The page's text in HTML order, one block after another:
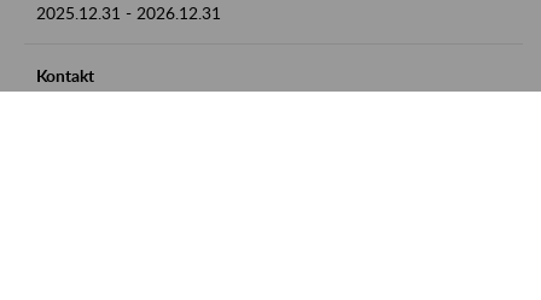
2025.12.31 - 2026.12.31
Kontakt